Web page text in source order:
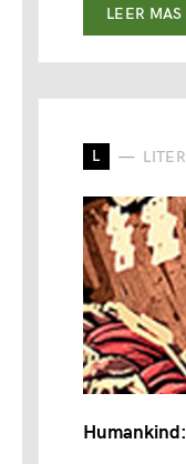
LEER MAS
L